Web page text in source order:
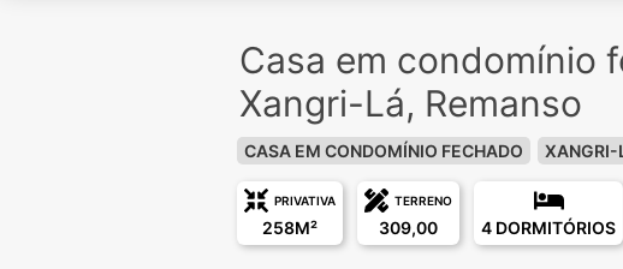
Casa em condomínio
Xangri-Lá, Remanso
CASA EM CONDOMÍNIO FECHADO XANGRI-
PRIVATIVA
258M²
TERRENO
309,00 4 DORMITÓRIOS